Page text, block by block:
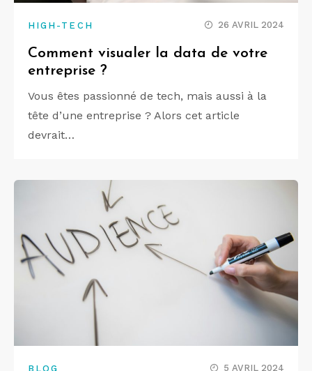
HIGH-TECH 26 AVRIL 2024
Comment visualer la data de votre
entreprise ?
Vous êtes passionné de tech, mais aussi à la
tête d’une entreprise ? Alors cet article
devrait…
BLOG 5 AVRIL 2024